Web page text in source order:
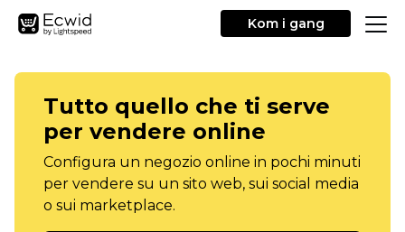
Kom i gang
Tutto quello che ti serve
per vendere online
Configura un negozio online in pochi minuti
per vendere su un sito web, sui social media
o sui marketplace.